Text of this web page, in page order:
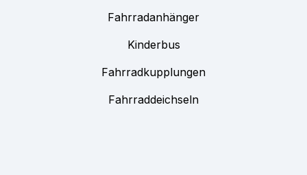
Fahrradanhänger
Kinderbus
Fahrradkupplungen
Fahrraddeichseln